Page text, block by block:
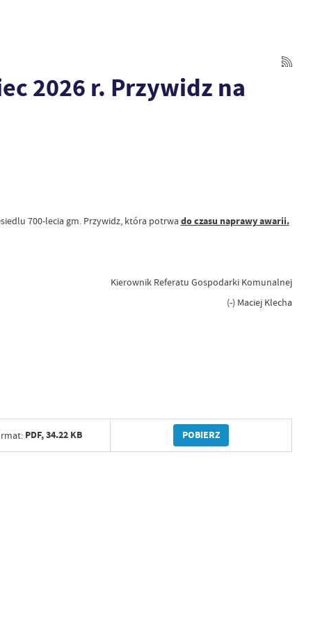
2026 r. Przywidz na
700-lecia gm. Przywidz, która potrwa do czasu naprawy awarii.
Kierownik Referatu Gospodarki Komunalnej
(-) Maciej Klecha
PDF,34.22 KB POBIERZ